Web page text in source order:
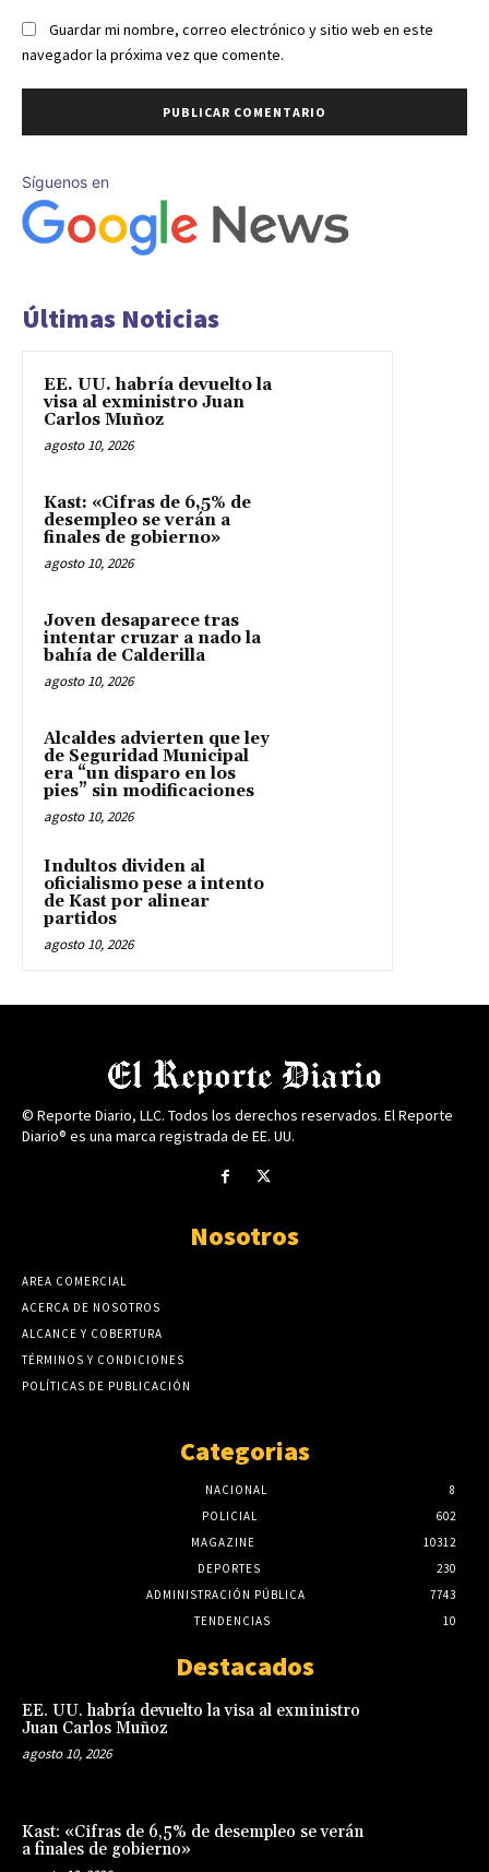
Guardar mi nombre, correo electrónico y sitio web en este
navegador la próxima vez que comente.
Síguenos en
Últimas Noticias
EE. UU. habría devuelto la
visa al exministro Juan
Carlos Muñoz
agosto 10, 2026
Kast: «Cifras de 6,5% de
desempleo se verán a
finales de gobierno»
agosto 10, 2026
Joven desaparece tras
intentar cruzar a nado la
bahía de Calderilla
agosto 10, 2026
Alcaldes advierten que ley
de Seguridad Municipal
era “un disparo en los
pies” sin modificaciones
agosto 10, 2026
Indultos dividen al
oficialismo pese a intento
de Kast por alinear
partidos
agosto 10, 2026
© Reporte Diario, LLC. Todos los derechos reservados. El Reporte
Diario® es una marca registrada de EE. UU.
Nosotros
AREA COMERCIAL
ACERCA DE NOSOTROS
ALCANCE Y COBERTURA
TÉRMINOS Y CONDICIONES
POLÍTICAS DE PUBLICACIÓN
Categorias
NACIONAL
8
POLICIAL
602
MAGAZINE
10312
DEPORTES
230
ADMINISTRACIÓN PÚBLICA
7743
TENDENCIAS
10
Destacados
EE. UU. habría devuelto la visa al exministro
Juan Carlos Muñoz
agosto 10, 2026
Kast: «Cifras de 6,5% de desempleo se verán
a finales de gobierno»